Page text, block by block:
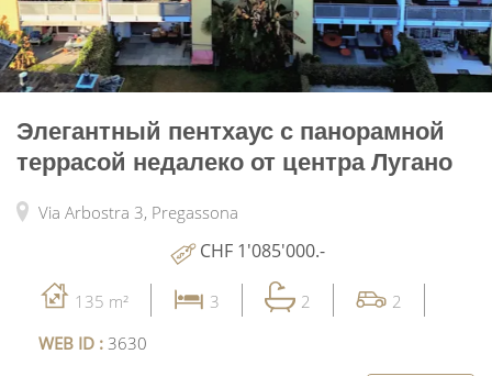
Элегантный пентхаус с панорамной
террасой недалеко от центра Лугано
Via Arbostra 3, Pregassona
CHF 1'085'000.-
135 m² 3 2
2
WEB ID : 3630